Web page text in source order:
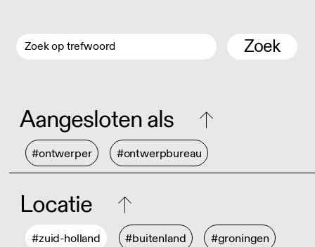
Zoek
Aangesloten als
#ontwerper #ontwerpbureau
Locatie
#zuid-holland #buitenland #groningen